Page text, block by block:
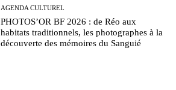
AGENDA CULTUREL
PHOTOS’OR BF 2026 : de Réo aux
habitats traditionnels, les photographes à la
découverte des mémoires du Sanguié